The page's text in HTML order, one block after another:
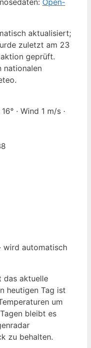
aktualisiert;
zuletzt am 23
geprüft.
nationalen
· Wind 1 m/s ·
· wird automatisch
das aktuelle
heutigen Tag ist
um
bleibt es
zu behalten.